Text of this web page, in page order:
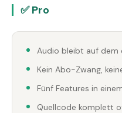
✅ Pro
Audio bleibt auf dem
Kein Abo-Zwang,
Fünf Features in
Quellcode komplett